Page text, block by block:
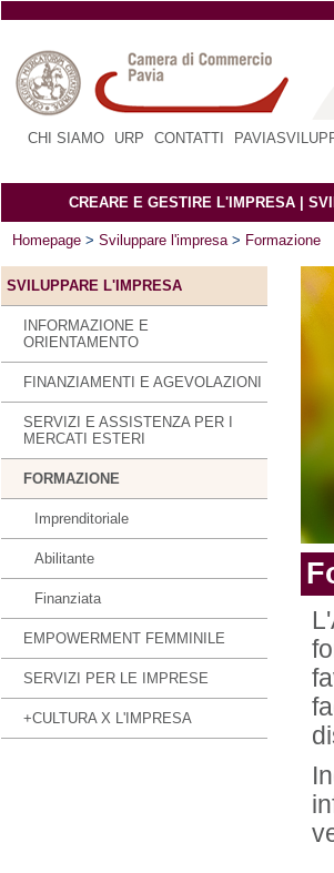
CHI SIAMO URP CONTATTI
CREARE E GESTIRE L'IMPRESA
Homepage > Sviluppare l'impresa> Formazione
SVILUPPARE L'IMPRESA
INFORMAZIONE E
ORIENTAMENTO
FINANZIAMENTI E AGEVOLAZIONI
SERVIZI E ASSISTENZA PER I
MERCATI ESTERI
FORMAZIONE
Imprenditoriale
Abilitante
Finanziata
EMPOWERMENT FEMMINILE
SERVIZI PER LE IMPRESE
+CULTURA X L'IMPRESA